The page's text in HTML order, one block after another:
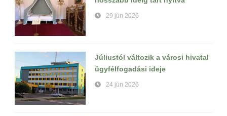
29 jún 2026
Júliustól változik a városi hivatal
ügyfélfogadási ideje
24 jún 2026